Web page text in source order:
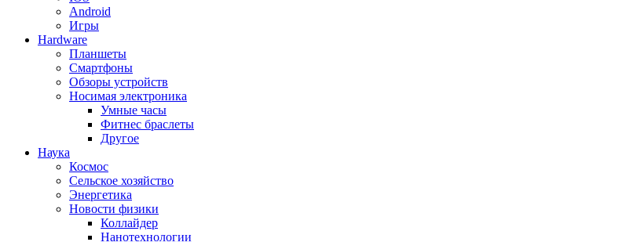
Android
Игры
Hardware
Планшеты
Смартфоны
Обзоры устройств
Носимая электроника
Умные часы
Фитнес браслеты
Другое
Наука
Космос
Сельское хозяйство
Энергетика
Новости физики
Коллайдер
Нанотехнологии